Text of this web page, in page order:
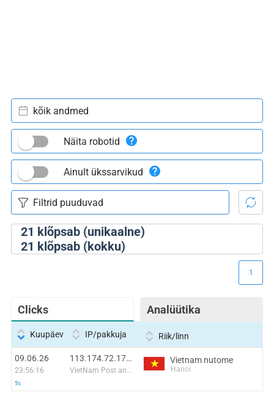
21 klõpsab (unikaalne)
21 klõpsab (kokku)
kõik andmed
Näita robotid
Ainult ükssarvikud
Clicks Analüütika
1
Kuupäev IP/pakkuja Riik/linn
09.06.26
23:56:16
9s
113.174.72.173:36016
VietNam Post and Telecom Corporation
Vietnam nutome
Hanoi